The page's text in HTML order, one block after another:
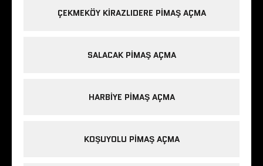
ÇEKMEKÖY KIRAZLIDERE PIMAŞ AÇMA
SALACAK PIMAŞ AÇMA
HARBIYE PIMAŞ AÇMA
KOŞUYOLU PIMAŞ AÇMA